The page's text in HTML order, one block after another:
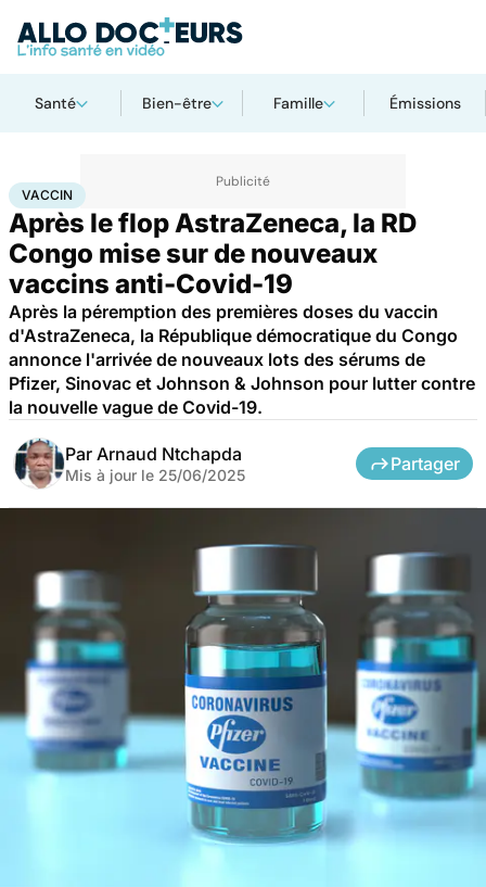
Santé Bien-être Famille Émissions
AccueilSanté Maladies infectieuses
VACCIN
Après le flop AstraZeneca, la RD
Congo mise sur de nouveaux
vaccins anti-Covid-19
Après la péremption des premières doses du vaccin
d'AstraZeneca, la République démocratique du Congo
annonce l'arrivée de nouveaux lots des sérums de
Pfizer, Sinovac et Johnson & Johnson pour lutter contre
la nouvelle vague de Covid-19.
Par Arnaud Ntchapda
Mis à jour le 25/06/2025
Partager